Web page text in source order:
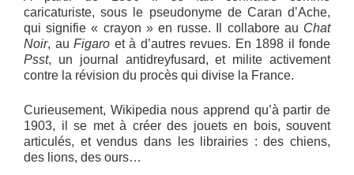
caricaturiste, sous le pseudonyme de Caran d’Ache,
qui signifie « crayon » en russe. Il collabore au Chat
Noir, au Figaro et à d’autres revues. En 1898 il fonde
Psst, un journal antidreyfusard, et milite activement
contre la révision du procès qui divise la France.
Curieusement, Wikipedia nous apprend qu’à partir de
1903, il se met à créer des jouets en bois, souvent
articulés, et vendus dans les librairies : des chiens,
des lions, des ours…